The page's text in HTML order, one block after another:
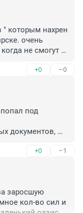
" которым нахрен
очень
не смогут
вот тогда будет
который
понимаю что
так же
все на
ещё в
на данный
+0 –0
попал под
документов,
он сохраняет?
за наличку, да
за аренду
+0 –1
заросшую
кол-во сил и